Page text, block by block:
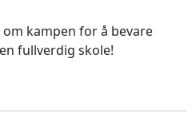
kampen for å bevare
fullverdig skole!